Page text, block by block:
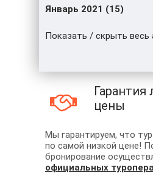
Январь 2021 (15)
Показать / скрыть весь
Гарантия
цены
Мы гарантируем, что
по самой низкой цене!
бронирование
официальных